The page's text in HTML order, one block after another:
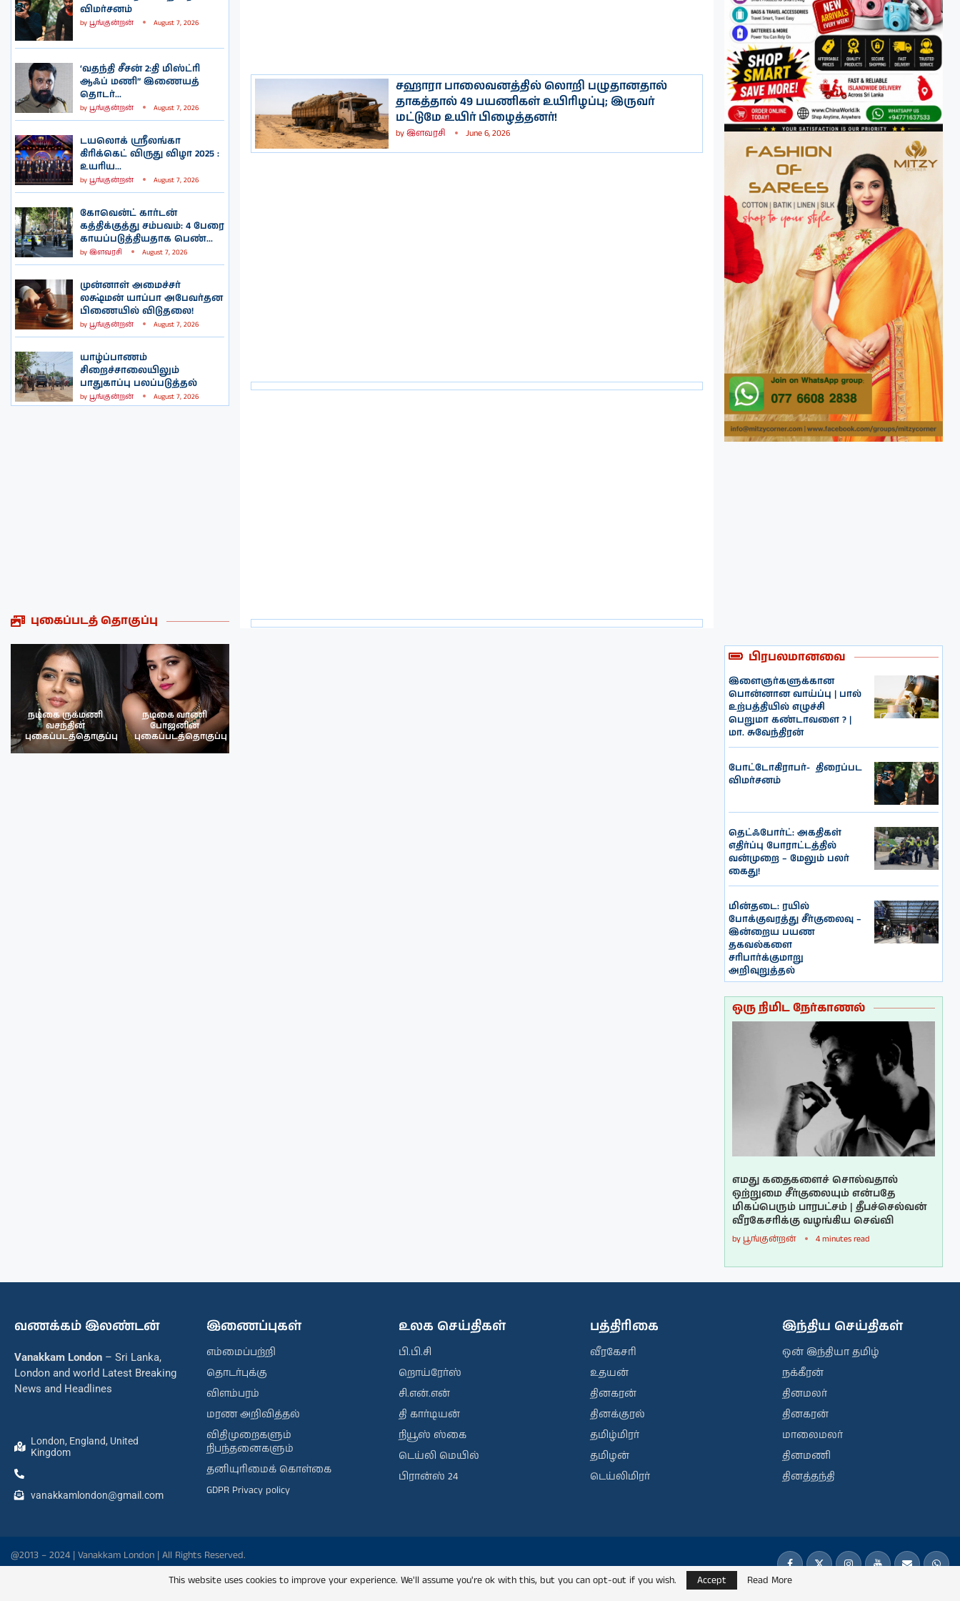
விமர்சனம்
by பூங்குன்றன் August 7, 2026
‘வதந்தி சீசன் 2:தி மிஸ்ட்ரி
ஆஃப் மணி” இணையத்
தொடர்...
by பூங்குன்றன் August 7, 2026
டயலொக் ஸ்ரீலங்கா
கிரிக்கெட் விருது விழா 2025 :
உயரிய...
by பூங்குன்றன் August 7, 2026
கோவென்ட் கார்டன்
கத்திக்குத்து சம்பவம்: 4 பேரை
காயப்படுத்தியதாக பெண்...
by இளவரசி August 7, 2026
முன்னாள் அமைச்சர்
லக்ஷ்மன் யாப்பா அபேவர்தன
பிணையில் விடுதலை!
by பூங்குன்றன் August 7, 2026
யாழ்ப்பாணம்
சிறைச்சாலையிலும்
பாதுகாப்பு பலப்படுத்தல்
by பூங்குன்றன் August 7, 2026
புகைப்படத் தொகுப்பு
நடிகை ருக்மணி
வசந்தின்
புகைப்படத்தொகுப்பு
நடிகை வாணி
போஜனின்
புகைப்படத்தொகுப்பு
சஹாரா பாலைவனத்தில் லொறி பழுதானதால்
தாகத்தால் 49 பயணிகள் உயிரிழப்பு; இருவர்
மட்டுமே உயிர் பிழைத்தனர்!
byஇளவரசி June 6, 2026
பிரபலமானவை
இளைஞர்களுக்கான
பொன்னான வாய்ப்பு | பால்
உற்பத்தியில் எழுச்சி
பெறுமா கண்டாவளை ? |
மா. சுவேந்திரன்
போட்டோகிராபர்- ‌ திரைப்பட
விமர்சனம்
தெட்ஃபோர்ட்: அகதிகள்
எதிர்ப்பு போராட்டத்தில்
வன்முறை – மேலும் பலர்
கைது!
மின்தடை: ரயில்
போக்குவரத்து சீர்குலைவு –
இன்றைய பயண
தகவல்களை
சரிபார்க்குமாறு
அறிவுறுத்தல்
ஒரு நிமிட நேர்காணல்
எமது கதைகளைச் சொல்வதால்
ஒற்றுமை சீர்குலையும் என்பதே
மிகப்பெரும் பாரபட்சம் | தீபச்செல்வன்
வீரகேசரிக்கு வழங்கிய செவ்வி
by பூங்குன்றன் 4 minutes read
வணக்கம் இலண்டன்
Vanakkam London – Sri Lanka,
London and world Latest Breaking
News and Headlines
London, England, United
Kingdom
vanakkamlondon@gmail.com
இணைப்புகள்
எம்மைப்பற்றி
தொடர்புக்கு
விளம்பரம்
மரண அறிவித்தல்
விதிமுறைகளும்
நிபந்தனைகளும்
தனியுரிமைக் கொள்கை
GDPR Privacy policy
உலக செய்திகள்
பி.பி.சி
றொய்ரேர்ஸ்
சி.என்.என்
தி கார்டியன்
நியூஸ் ஸ்கை
டெய்லி மெயில்
பிரான்ஸ் 24
பத்திரிகை
வீரகேசரி
உதயன்
தினகரன்
தினக்குரல்
தமிழ்மிரர்
தமிழன்
டெய்லிமிரர்
இந்திய செய்திகள்
ஒன் இந்தியா தமிழ்
நக்கீரன்
தினமலர்
தினகரன்
மாலைமலர்
தினமணி
தினத்தந்தி
@2013 – 2024 | Vanakkam London | All Rights Reserved.
This website uses cookies to improve your experience. We'll assume you're ok with this, but you can opt-out if you wish.
Accept Read More